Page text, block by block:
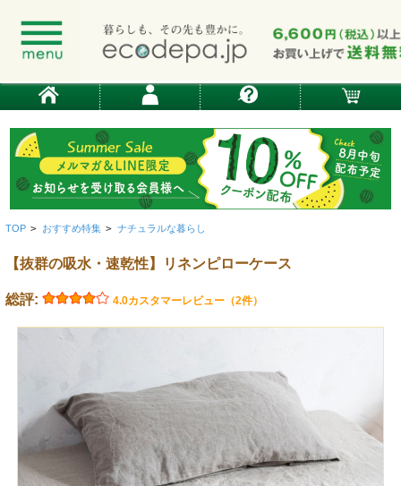
TOP > おすすめ特集 > ナチュラルな暮らし
【抜群の吸水・速乾性】リネンピローケース
総評: 4.0カスタマーレビュー（2件）